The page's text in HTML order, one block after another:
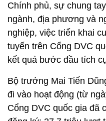
Chính phủ, sự chung
ngành, địa phương và
nghiệp, việc triển khai
tuyến trên Cổng DVC
kết quả bước đầu tích
Bộ trưởng Mai Tiến
đi vào hoạt động (từ
Cổng DVC quốc gia đã